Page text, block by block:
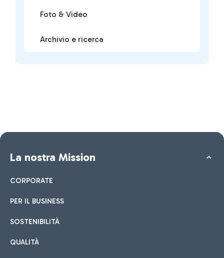
Foto & Video
Archivio e ricerca
La nostra Mission
CORPORATE
PER IL BUSINESS
SOSTENIBILITÀ
QUALITÀ